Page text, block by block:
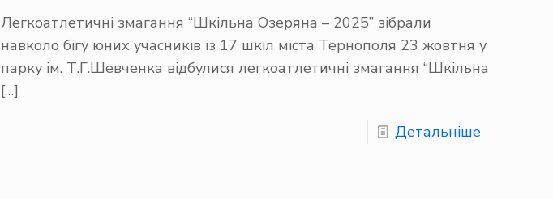
Легкоатлетичні змагання “Шкільна Озеряна – 2025” зібрали
навколо бігу юних учасників із 17 шкіл міста Тернополя 23 жовтня у
парку ім. Т.Г.Шевченка відбулися легкоатлетичні змагання “Шкільна
[…]
Детальніше